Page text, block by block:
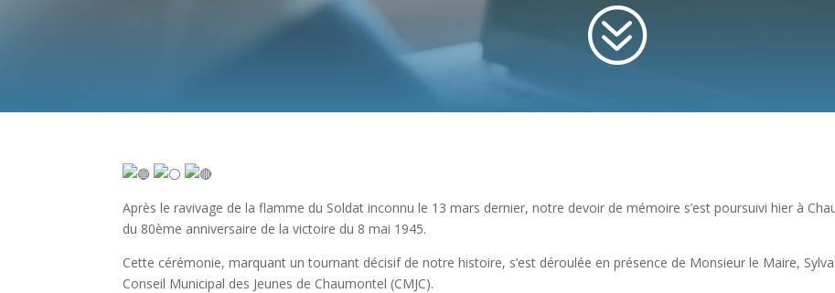
?
Après le ravivage de la flamme du Soldat inconnu le 13 mars dernier, notre devoir de mémoire s’est poursuivi hier à
du 80ème anniversaire de la victoire du 8 mai 1945.
Cette cérémonie, marquant un tournant décisif de notre histoire, s’est déroulée en présence de Monsieur le Maire,
Conseil Municipal des Jeunes de Chaumontel (CMJC).